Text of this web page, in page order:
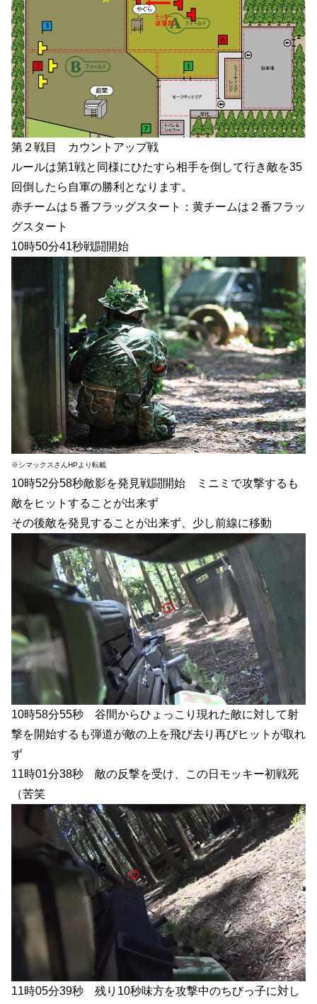
第２戦目 カウントアップ戦
ルールは第1戦と同様にひたすら相手を倒して行き敵を35
回倒したら自軍の勝利となります。
赤チームは５番フラッグスタート：黄チームは２番フラッ
グスタート
10時50分41秒戦闘開始
※シマックスさんHPより転載
10時52分58秒敵影を発見戦闘開始 ミニミで攻撃するも
敵をヒットすることが出来ず
その後敵を発見することが出来ず、少し前線に移動
10時58分55秒 谷間からひょっこり現れた敵に対して射
撃を開始するも弾道が敵の上を飛び去り再びヒットが取れ
ず
11時01分38秒 敵の反撃を受け、この日モッキー初戦死
（苦笑
11時05分39秒 残り10秒味方を攻撃中のちびっ子に対し